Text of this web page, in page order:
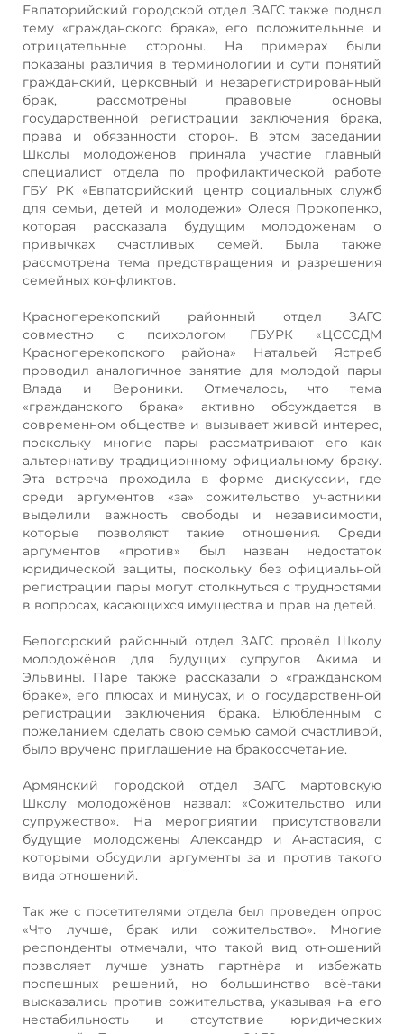
Евпаторийский городской отдел ЗАГС также поднял
тему «гражданского брака», его положительные и
отрицательные стороны. На примерах были
показаны различия в терминологии и сути понятий
гражданский, церковный и незарегистрированный
брак, рассмотрены правовые основы
государственной регистрации заключения брака,
права и обязанности сторон. В этом заседании
Школы молодоженов приняла участие главный
специалист отдела по профилактической работе
ГБУ РК «Евпаторийский центр социальных служб
для семьи, детей и молодежи» Олеся Прокопенко,
которая рассказала будущим молодоженам о
привычках счастливых семей. Была также
рассмотрена тема предотвращения и разрешения
семейных конфликтов.
Красноперекопский районный отдел ЗАГС
совместно с психологом ГБУРК «ЦСССДМ
Красноперекопского района» Натальей Ястреб
проводил аналогичное занятие для молодой пары
Влада и Вероники. Отмечалось, что тема
«гражданского брака» активно обсуждается в
современном обществе и вызывает живой интерес,
поскольку многие пары рассматривают его как
альтернативу традиционному официальному браку.
Эта встреча проходила в форме дискуссии, где
среди аргументов «за» сожительство участники
выделили важность свободы и независимости,
которые позволяют такие отношения. Среди
аргументов «против» был назван недостаток
юридической защиты, поскольку без официальной
регистрации пары могут столкнуться с трудностями
в вопросах, касающихся имущества и прав на детей.
Белогорский районный отдел ЗАГС провёл Школу
молодожёнов для будущих супругов Акима и
Эльвины. Паре также рассказали о «гражданском
браке», его плюсах и минусах, и о государственной
регистрации заключения брака. Влюблённым с
пожеланием сделать свою семью самой счастливой,
было вручено приглашение на бракосочетание.
Армянский городской отдел ЗАГС мартовскую
Школу молодожёнов назвал: «Сожительство или
супружество». На мероприятии присутствовали
будущие молодожены Александр и Анастасия, с
которыми обсудили аргументы за и против такого
вида отношений.
Так же с посетителями отдела был проведен опрос
«Что лучше, брак или сожительство». Многие
респонденты отмечали, что такой вид отношений
позволяет лучше узнать партнёра и избежать
поспешных решений, но большинство всё-таки
высказались против сожительства, указывая на его
нестабильность и отсутствие юридических